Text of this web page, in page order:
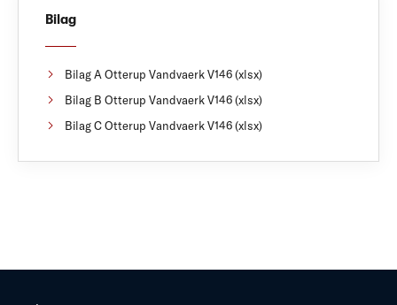
Bilag
Bilag A Otterup Vandvaerk V146 (xlsx)
Bilag B Otterup Vandvaerk V146 (xlsx)
Bilag C Otterup Vandvaerk V146 (xlsx)